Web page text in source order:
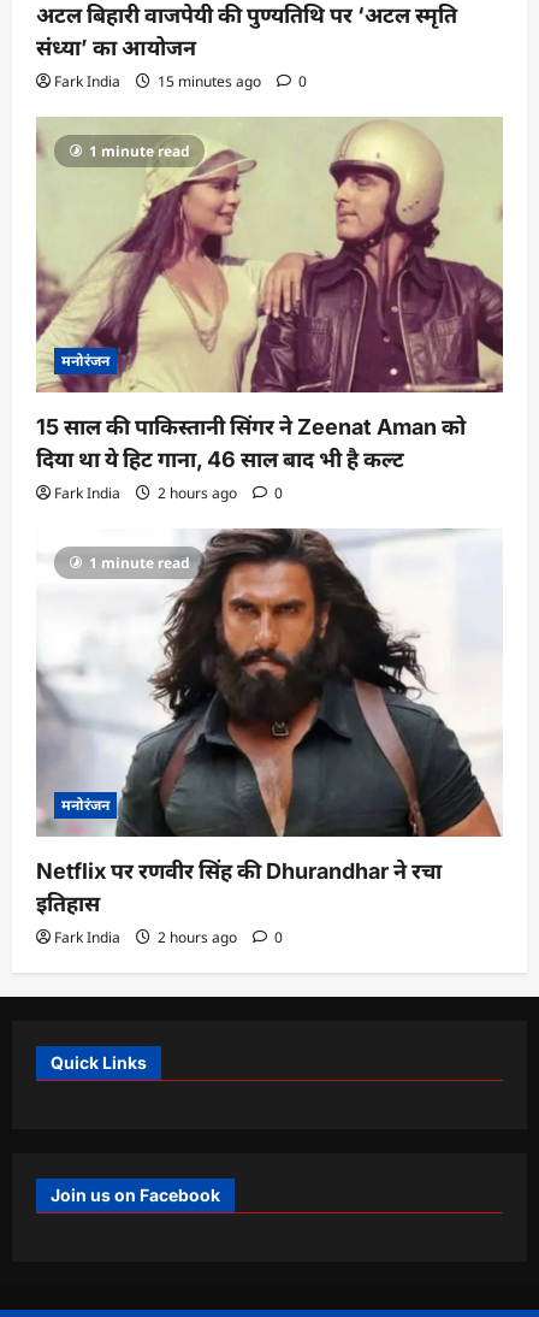
अटल बिहारी वाजपेयी की पुण्यतिथि पर ‘अटल स्मृति
संध्या’ का आयोजन
Fark India 15 minutes ago 0
1 minute read
मनोरंजन
15 साल की पाकिस्तानी सिंगर ने Zeenat Aman को
दिया था ये हिट गाना, 46 साल बाद भी है कल्ट
Fark India 2 hours ago 0
1 minute read
मनोरंजन
Netflix पर रणवीर सिंह की Dhurandhar ने रचा
इतिहास
Fark India 2 hours ago 0
Quick Links
Join us on Facebook